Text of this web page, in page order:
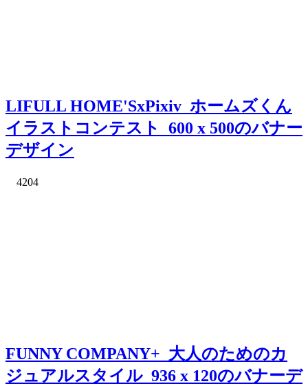
LIFULL HOME'SxPixiv_ホームズくん
イラストコンテスト_600 x 500のバナー
デザイン
4204
FUNNY COMPANY+_大人のためのカ
ジュアルスタイル_936 x 120のバナーデ